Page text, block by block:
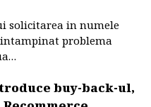
solicitarea in numele
problema
buy-back-ul,